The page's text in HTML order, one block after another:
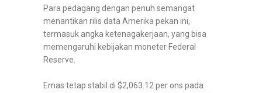
Para pedagang dengan penuh semangat
menantikan rilis data Amerika pekan ini,
termasuk angka ketenagakerjaan, yang bisa
memengaruhi kebijakan moneter Federal
Reserve.
Emas tetap stabil di $2,063.12 per ons pada